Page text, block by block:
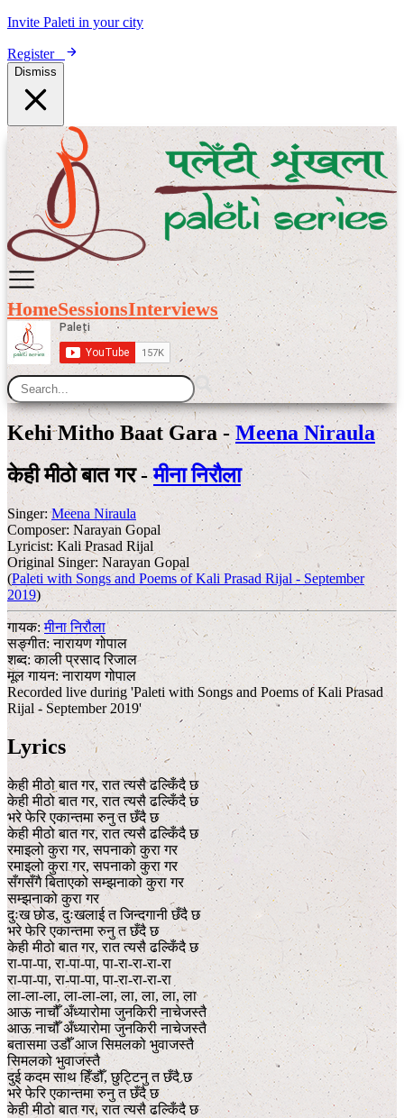
Invite Paleti in your city
Register
Dismiss
HomeSessionsInterviews
Kehi Mitho Baat Gara -Meena Niraula
केही मीठो बात गर -मीना निरौला
Singer:Meena Niraula
Composer: Narayan Gopal
Lyricist: Kali Prasad Rijal
Original Singer: Narayan Gopal
(Paleti with Songs and Poems of Kali Prasad Rijal - September
2019)
गायक:मीना निरौला
सङ्गीत:नारायण गोपाल
शब्द:काली प्रसाद रिजाल
मूल गायन:नारायण गोपाल
Recorded live during 'Paleti with Songs and Poems of Kali Prasad
Rijal - September 2019'
Lyrics
केही मीठो बात गर, रात त्यसै ढल्किँदै छ
केही मीठो बात गर, रात त्यसै ढल्किँदै छ
भरे फेरि एकान्तमा रुनु त छँदै छ
केही मीठो बात गर, रात त्यसै ढल्किँदै छ
रमाइलो कुरा गर, सपनाको कुरा गर
रमाइलो कुरा गर, सपनाको कुरा गर
सँगसँगै बिताएको सम्झनाको कुरा गर
सम्झनाको कुरा गर
दुःख छोड, दुःखलाई त जिन्दगानी छँदै छ
भरे फेरि एकान्तमा रुनु त छँदै छ
केही मीठो बात गर, रात त्यसै ढल्किँदै छ
रा-पा-पा, रा-पा-पा, पा-रा-रा-रा-रा
रा-पा-पा, रा-पा-पा, पा-रा-रा-रा-रा
ला-ला-ला, ला-ला-ला, ला, ला, ला, ला
आऊ नाचौँ अँध्यारोमा जुनकिरी नाचेजस्तै
आऊ नाचौँ अँध्यारोमा जुनकिरी नाचेजस्तै
बतासमा उडौँ आज सिमलको भुवाजस्तै
सिमलको भुवाजस्तै
दुई कदम साथ हिँडौँ, छुट्टिनु त छँदै छ
भरे फेरि एकान्तमा रुनु त छँदै छ
केही मीठो बात गर, रात त्यसै ढल्किँदै छ